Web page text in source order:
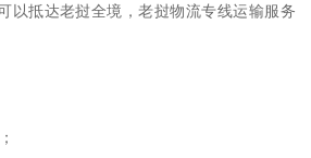
以抵达老挝全境，老挝物流专线运输服务